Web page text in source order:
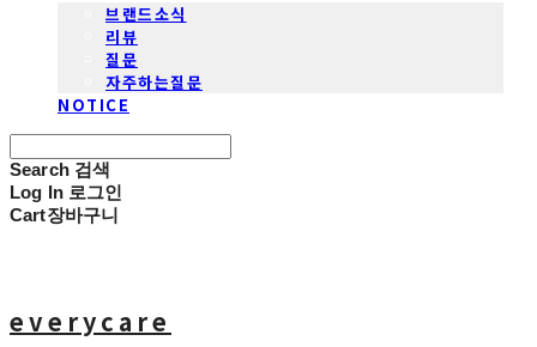
브랜드소식
리뷰
질문
자주하는질문
NOTICE
Search 검색
Log In 로그인
Cart장바구니
everycare